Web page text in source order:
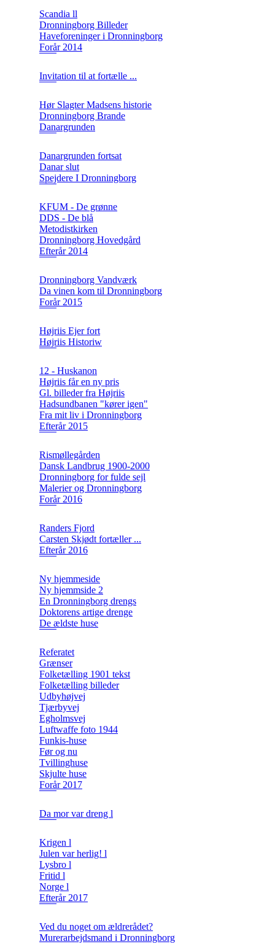
Scandia ll
Dronningborg Billeder
Haveforeninger i Dronningborg
Forår 2014
Invitation til at fortælle ...
Hør Slagter Madsens historie
Dronningborg Brande
Danargrunden
Danargrunden fortsat
Danar slut
Spejdere I Dronningborg
KFUM - De grønne
DDS - De blå
Metodistkirken
Dronningborg Hovedgård
Efterår 2014
Dronningborg Vandværk
Da vinen kom til Dronningborg
Forår 2015
Højriis Ejer fort
Højriis Historiw
12 - Huskanon
Højriis får en ny pris
Gl. billeder fra Højriis
Hadsundbanen "kører igen"
Fra mit liv i Dronningborg
Efterår 2015
Rismøllegården
Dansk Landbrug 1900-2000
Dronningborg for fulde sejl
Malerier og Dronningborg
Forår 2016
Randers Fjord
Carsten Skjødt fortæller ...
Efterår 2016
Ny hjemmeside
Ny hjemmside 2
En Dronningborg drengs
Doktorens artige drenge
De ældste huse
Referatet
Grænser
Folketælling 1901 tekst
Folketælling billeder
Udbyhøjvej
Tjærbyvej
Egholmsvej
Luftwaffe foto 1944
Funkis-huse
Før og nu
Tvillinghuse
Skjulte huse
Forår 2017
Da mor var dreng l
Krigen l
Julen var herlig! l
Lysbro l
Fritid l
Norge l
Efterår 2017
Ved du noget om ældrerådet?
Murerarbejdsmand i Dronningborg